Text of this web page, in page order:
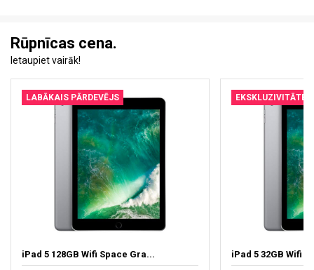
Rūpnīcas cena.
Ietaupiet vairāk!
LABĀKAIS PĀRDEVĒJS
iPad 5 128GB Wifi Space Gra...
EKSKLUZIVITĀTE
iPad 5 32GB Wifi